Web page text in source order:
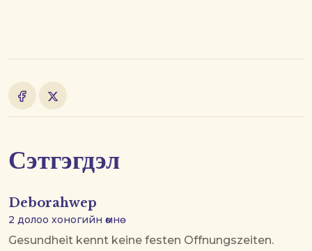
Сэтгэгдэл
Deborahwep
2 долоо хоногийн өмнө
Gesundheit kennt keine festen Offnungszeiten.